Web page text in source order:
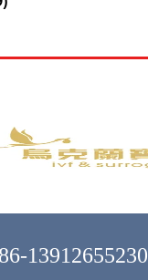
13912655230